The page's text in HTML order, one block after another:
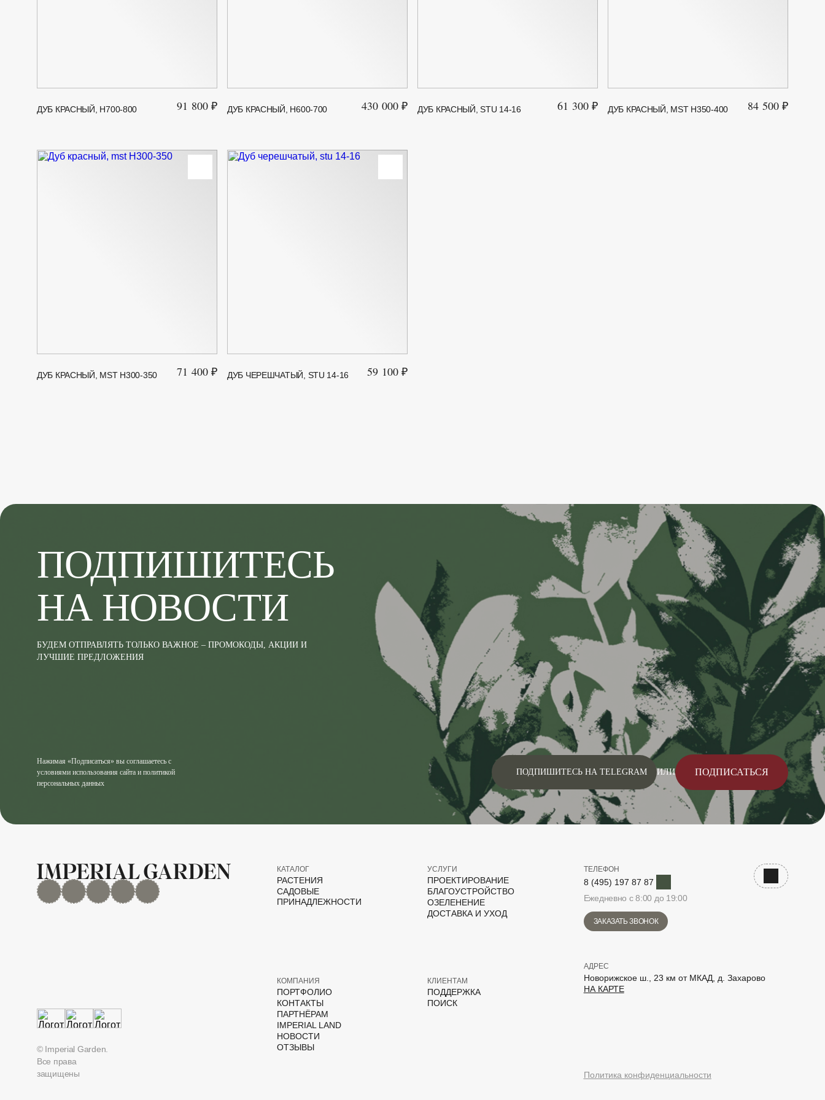
ДУБ КРАСНЫЙ, H700-800 91 800 ₽ ДУБ КРАСНЫЙ, H600-700 430 000 ₽ ДУБ КРАСНЫЙ, STU 14-16 61 300 ₽ ДУБ КРАСНЫЙ, MST H350-400 84 500 ₽
ДУБ КРАСНЫЙ, MST H300-350 71 400 ₽ ДУБ ЧЕРЕШЧАТЫЙ, STU 14-16 59 100 ₽
ПОДПИШИТЕСЬ
НА НОВОСТИ
БУДЕМ ОТПРАВЛЯТЬ ТОЛЬКО ВАЖНОЕ – ПРОМОКОДЫ, АКЦИИ И
ЛУЧШИЕ ПРЕДЛОЖЕНИЯ
Нажимая «Подписаться» вы соглашаетесь с
условиями использования сайта и политикой
персональных данных
ПОДПИШИТЕСЬ НА TELEGRAM ИЛИ ПОДПИСАТЬСЯ
MAX Дзен YouTuberutubeTelegram
КАТАЛОГ
РАСТЕНИЯ
САДОВЫЕ
ПРИНАДЛЕЖНОСТИ
УСЛУГИ
ПРОЕКТИРОВАНИЕ
БЛАГОУСТРОЙСТВО
ОЗЕЛЕНЕНИЕ
ДОСТАВКА И УХОД
КОМПАНИЯ
ПОРТФОЛИО
КОНТАКТЫ
ПАРТНЁРАМ
IMPERIAL LAND
НОВОСТИ
ОТЗЫВЫ
КЛИЕНТАМ
ПОДДЕРЖКА
ПОИСК
АДРЕС
Новорижское ш., 23 км от МКАД, д. Захарово
НА КАРТЕ
ТЕЛЕФОН
8 (495) 197 87 87
Ежедневно с 8:00 до 19:00
ЗАКАЗАТЬ ЗВОНОК
Наверх
© Imperial Garden.
Все права
защищены
Политика конфиденциальности